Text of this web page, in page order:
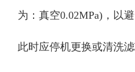
为：真空0.02MPa)，以
此时应停机更换或清洗